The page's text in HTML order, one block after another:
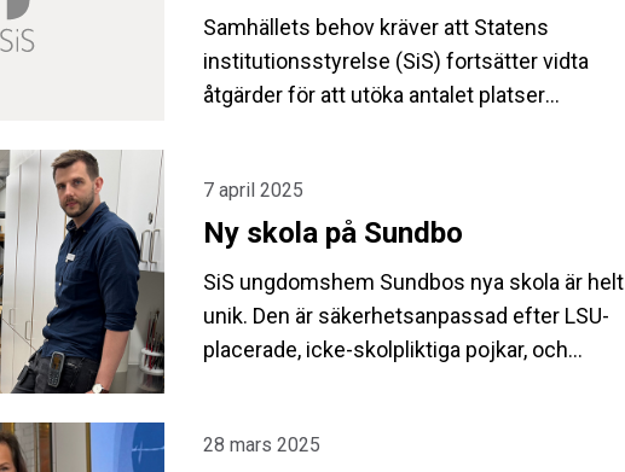
Samhällets behov kräver att Statens
institutionsstyrelse (SiS) fortsätter vidta
åtgärder för att utöka antalet platser
930 platser nästa år.
7 april 2025
Ny skola på Sundbo
SiS ungdomshem Sundbos nya skola är helt
unik. Den är säkerhetsanpassad efter LSU-
placerade, icke-skolpliktiga pojkar, och
28 mars 2025